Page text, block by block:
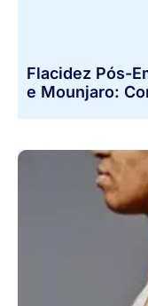
Flacidez Pós-
e Mounjaro: